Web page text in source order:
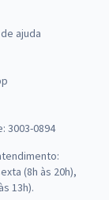
ajuda
3003-0894
(8h às 20h),
13h).